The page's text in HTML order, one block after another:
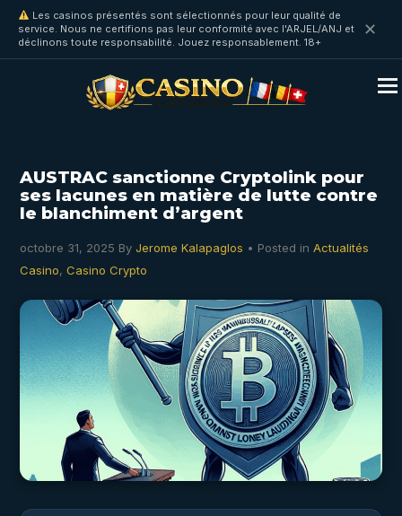
Les casinos présentés sont sélectionnés pour leur qualité de
service. Nous ne certifions pas leur conformité avec l'ARJEL/ANJ et
déclinons toute responsabilité. Jouez responsablement. 18+
✕
AUSTRAC sanctionne Cryptolink pour
ses lacunes en matière de lutte contre
le blanchiment d’argent
octobre 31, 2025 By Jerome Kalapaglos • Posted in Actualités
Casino, Casino Crypto